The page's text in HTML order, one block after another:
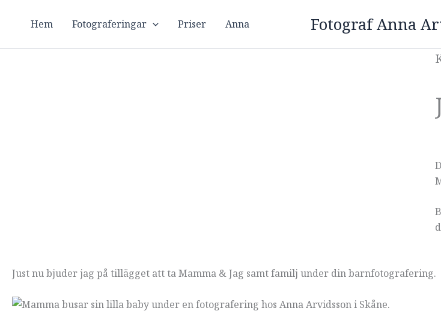
Hem Fotograferingar Priser Anna Fotograf Anna
Just nu bjuder jag på tillägget att ta Mamma & Jag samt familj under din barnfotografering.